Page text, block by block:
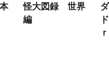
怪大図録 世界
編